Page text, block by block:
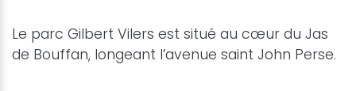
Le parc Gilbert Vilers est situé au cœur du Jas
de Bouffan, longeant l’avenue saint John Perse.